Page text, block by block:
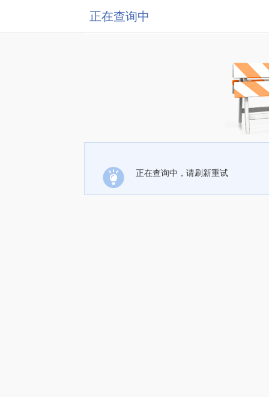
正在查询中
正在查询中，请刷新重试